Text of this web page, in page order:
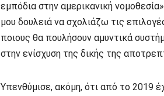
εμπόδια στην αμερικανική
μου δουλειά να σχολιάζω τις
ποιους θα πουλήσουν αμυντικά
στην ενίσχυση της δικής της
Υπενθύμισε, ακόμη, ότι από το 2019